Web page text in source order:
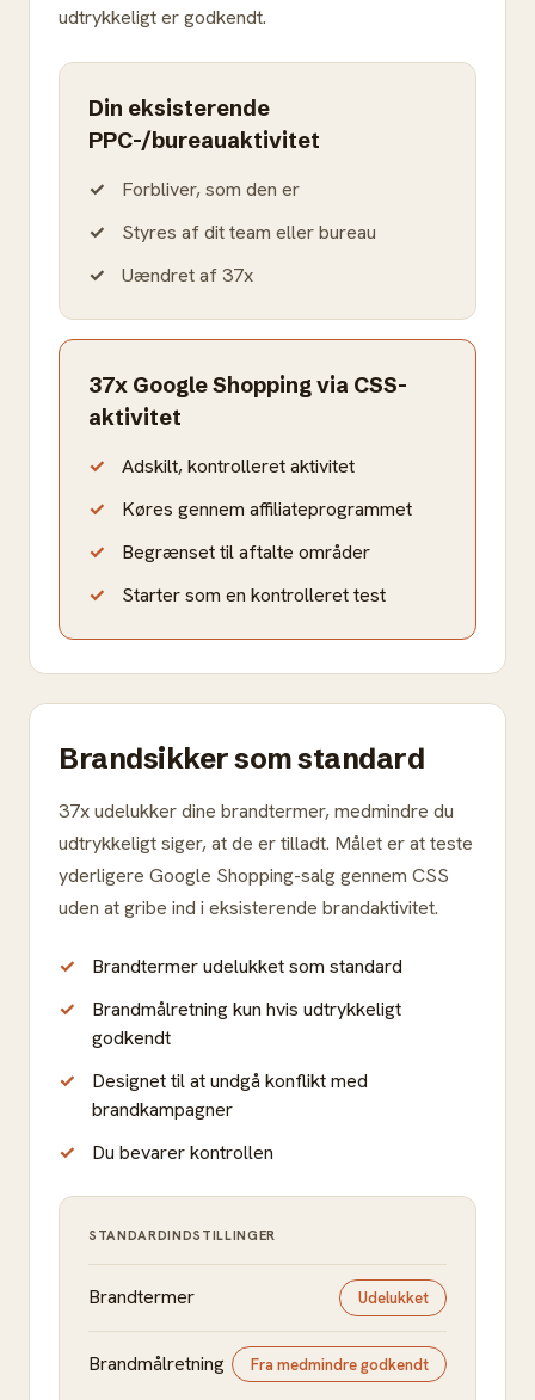
udtrykkeligt er godkendt.
Din eksisterende
PPC-/bureauaktivitet
Forbliver, som den er
Styres af dit team eller bureau
Uændret af 37x
37x Google Shopping via CSS-
aktivitet
Adskilt, kontrolleret aktivitet
Køres gennem affiliateprogrammet
Begrænset til aftalte områder
Starter som en kontrolleret test
Brandsikker som standard
37x udelukker dine brandtermer, medmindre du
udtrykkeligt siger, at de er tilladt. Målet er at teste
yderligere Google Shopping-salg gennem CSS
uden at gribe ind i eksisterende brandaktivitet.
Brandtermer udelukket som standard
Brandmålretning kun hvis udtrykkeligt
godkendt
Designet til at undgå konflikt med
brandkampagner
Du bevarer kontrollen
STANDARDINDSTILLINGER
Brandtermer Udelukket
Brandmålretning Fra medmindre godkendt